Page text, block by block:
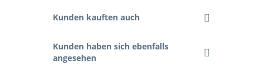
Kunden kauften auch
Kunden haben sich ebenfalls
angesehen